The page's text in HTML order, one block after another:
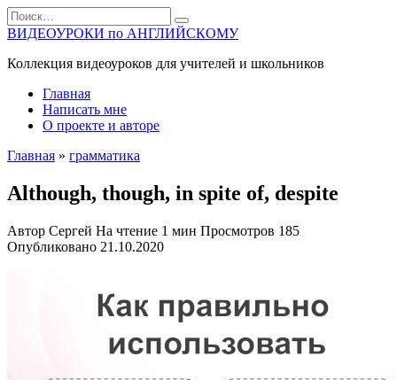
Перейти
к
содержанию
Search
for:
ВИДЕОУРОКИ по АНГЛИЙСКОМУ
Коллекция видеоуроков для учителей и школьников
Главная
Написать мне
О проекте и авторе
Главная » грамматика
Although, though, in spite of, despite
Автор Сергей На чтение 1 мин Просмотров 185
Опубликовано 21.10.2020